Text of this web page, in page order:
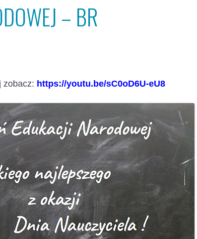
– BR
zobacz: https://youtu.be/sC0oD6U-eU8